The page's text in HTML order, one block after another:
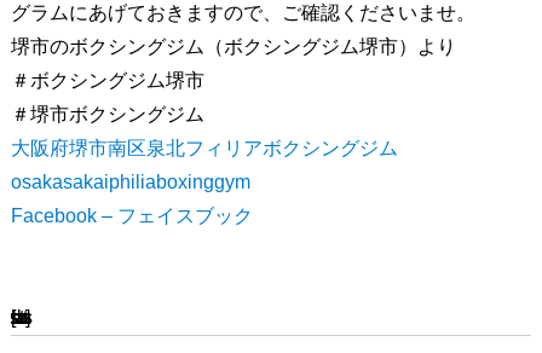
グラムにあげておきますので、ご確認くださいませ。
堺市のボクシングジム（ボクシングジム堺市）より
＃ボクシングジム堺市
＃堺市ボクシングジム
大阪府堺市南区泉北フィリアボクシングジム
osakasakaiphiliaboxinggym
Facebook – フェイスブック
[ssba-buttons]